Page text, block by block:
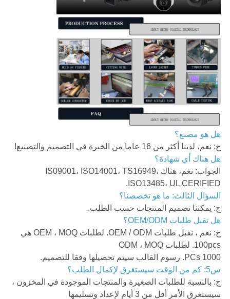
هل هو مصنع؟
ج: نعم، لدينا أكثر من 16 عاما من الخبرة في التصميم والتصنيع!
هل هناك أي شهادة؟
الجواب: نعم، هناك IS09001، ISO14001، TS16949،
ISO13485، UL CERIFIED.
السؤال الثالث: ما هو تخصصنا؟
ج: يمكننا تصميم المنتجات حسب الطلب.
هل تقبل طلبات OEM/ODM؟
ج: نعم ، نقبل طلبات OEM / ODM. لطلبات OEM ، MOQ هي
100pcs. لطلبات ODM ، MOQ
1000 PCs. رسوم القالب سيتم تحصيلها وفقا للتصميم.
س5: كم من الوقت سيستغرق لإكمال الطلب؟
ج: بالنسبة للطلبات الصغيرة والمنتجات الموجودة في المخزون ،
سيستغرق الأمر أقل من 3 أيام لإعداد وتسليمها